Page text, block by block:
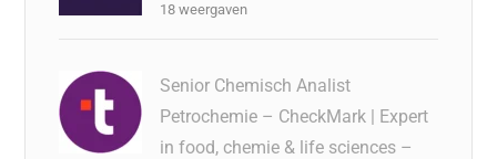
18 weergaven
Senior Chemisch Analist
Petrochemie – CheckMark | Expert
in food, chemie & life sciences –